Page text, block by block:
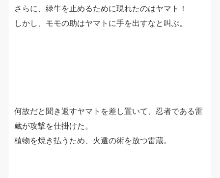
さらに、緑牛を止めるために現れたのはヤマト！
しかし、モモの助はヤマトに手を出すなと叫ぶ。
何故だと聞き返すヤマトを差し置いて、忍者である雷
蔵が攻撃を仕掛けた。
植物を焼き払うため、火遁の術を放つ雷蔵。